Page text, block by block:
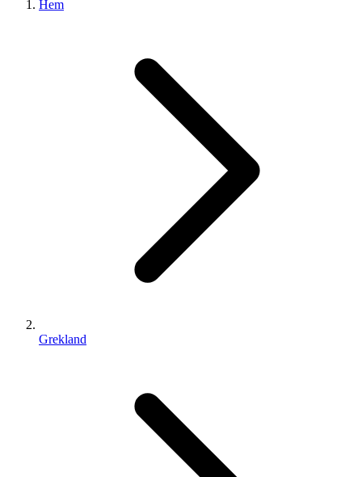
Hem
Grekland